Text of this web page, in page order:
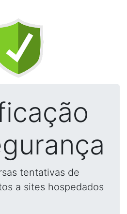
tentativas de
a sites hospedados